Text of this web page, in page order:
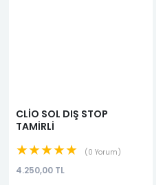
CLİO SOL DIŞ STOP
TAMİRLİ
★★★★★ 0 Yorum
4.250,00 TL